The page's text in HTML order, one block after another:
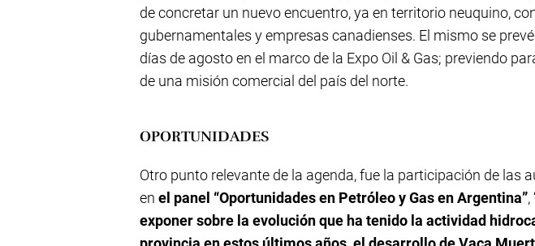
de concretar un nuevo encuentro, ya en territorio neuquino,
gubernamentales y empresas canadienses. El mismo se
días de agosto en el marco de la Expo Oil & Gas; previendo
de una misión comercial del país del norte.
OPORTUNIDADES
Otro punto relevante de la agenda, fue la participación de las
en el panel “Oportunidades en Petróleo y Gas en Argentina”,
exponer sobre la evolución que ha tenido la actividad